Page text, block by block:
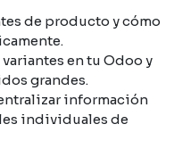
de producto y cómo
en tu Odoo y
grandes.
información
individuales de